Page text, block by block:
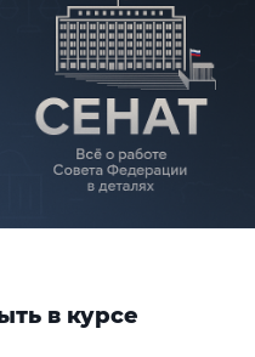
в курсе